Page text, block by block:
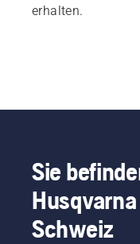
erhalten.
Sie
Schweiz